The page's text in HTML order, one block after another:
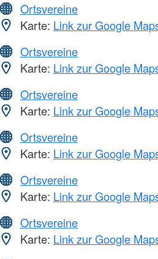
Ortsvereine
Karte: Link zur Google
Ortsvereine
Karte: Link zur Google
Ortsvereine
Karte: Link zur Google
Ortsvereine
Karte: Link zur Google
Ortsvereine
Karte: Link zur Google
Ortsvereine
Karte: Link zur Google